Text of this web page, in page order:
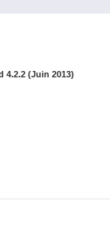
4.2.2 (Juin 2013)